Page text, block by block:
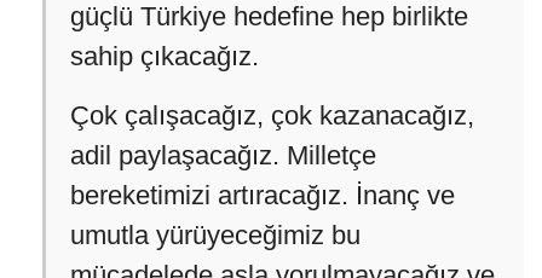
güçlü Türkiye hedefine hep birlikte
sahip çıkacağız.
Çok çalışacağız, çok kazanacağız,
adil paylaşacağız. Milletçe
bereketimizi artıracağız. İnanç ve
umutla yürüyeceğimiz bu